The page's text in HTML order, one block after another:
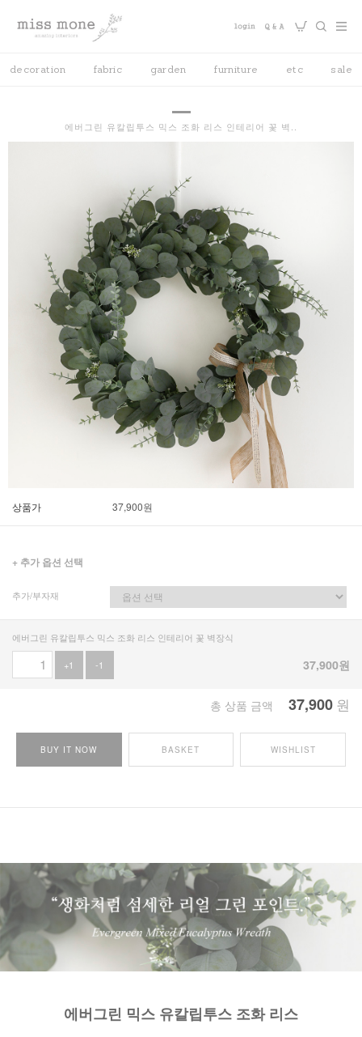
decoration fabric garden furniture etc sale
에버그린 유칼립투스 믹스 조화 리스 인테리어 꽃 벽..
상품가 37,900원
+ 추가 옵션 선택
추가/부자재
에버그린 유칼립투스 믹스 조화 리스 인테리어 꽃 벽장식
+1 -1 37,900원
총 상품 금액 37,900 원
BUY IT NOW BASKET WISHLIST
에버그린 믹스 유칼립투스 조화 리스